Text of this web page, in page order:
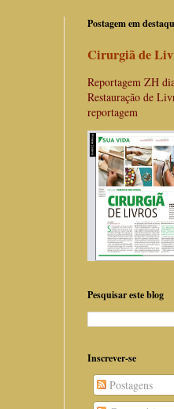
Postagem em
Cirurgiã de
Reportagem ZH
Restauração de
reportagem
Pesquisar este blog
Inscrever-se
Postagens